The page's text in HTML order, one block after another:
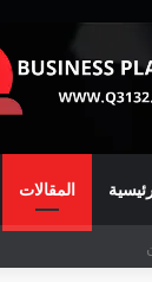
المقالات